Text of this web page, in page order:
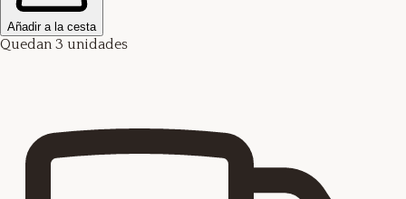
Añadir a la cesta
Quedan 3 unidades